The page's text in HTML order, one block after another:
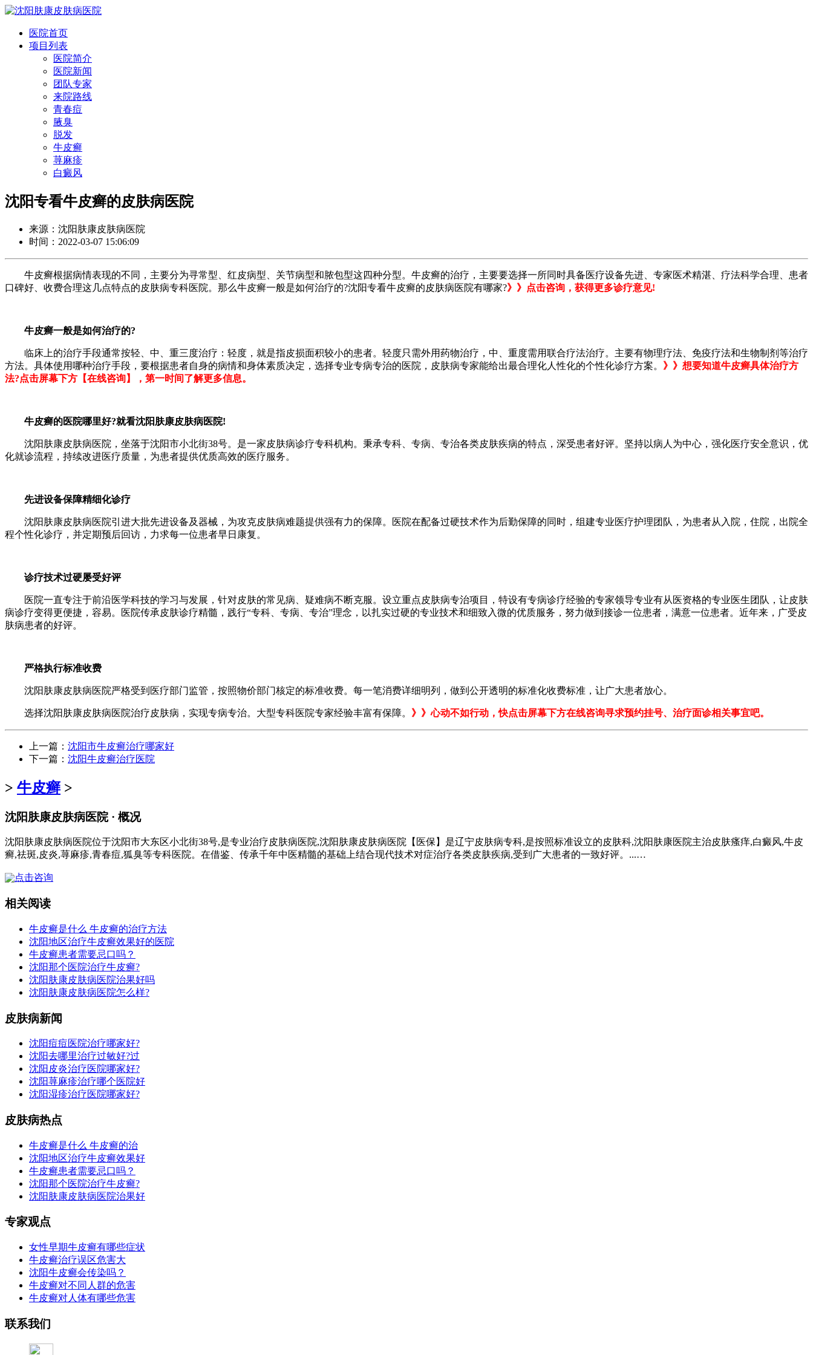
医院首页
项目列表
医院简介
医院新闻
团队专家
来院路线
青春痘
腋臭
脱发
牛皮癣
荨麻疹
白癜风
沈阳专看牛皮癣的皮肤病医院
来源：沈阳肤康皮肤病医院
时间：2022-03-07 15:06:09
牛皮癣根据病情表现的不同，主要分为寻常型、红皮病型、关节病型和脓包型这四种分型。牛皮癣的治疗，主要要选择一所同时具备医疗设备先进、专家医术精湛、疗法科学合理、患者
口碑好、收费合理这几点特点的皮肤病专科医院。那么牛皮癣一般是如何治疗的?沈阳专看牛皮癣的皮肤病医院有哪家?》》点击咨询，获得更多诊疗意见!
牛皮癣一般是如何治疗的?
临床上的治疗手段通常按轻、中、重三度治疗：轻度，就是指皮损面积较小的患者。轻度只需外用药物治疗，中、重度需用联合疗法治疗。主要有物理疗法、免疫疗法和生物制剂等治疗
方法。具体使用哪种治疗手段，要根据患者自身的病情和身体素质决定，选择专业专病专治的医院，皮肤病专家能给出最合理化人性化的个性化诊疗方案。 》》想要知道牛皮癣具体治疗方
法?点击屏幕下方【在线咨询】，第一时间了解更多信息。
牛皮癣的医院哪里好?就看沈阳肤康皮肤病医院!
沈阳肤康皮肤病医院，坐落于沈阳市小北街38号。是一家皮肤病诊疗专科机构。秉承专科、专病、专治各类皮肤疾病的特点，深受患者好评。坚持以病人为中心，强化医疗安全意识，优
化就诊流程，持续改进医疗质量，为患者提供优质高效的医疗服务。
先进设备保障精细化诊疗
沈阳肤康皮肤病医院引进大批先进设备及器械，为攻克皮肤病难题提供强有力的保障。医院在配备过硬技术作为后勤保障的同时，组建专业医疗护理团队，为患者从入院，住院，出院全
程个性化诊疗，并定期预后回访，力求每一位患者早日康复。
诊疗技术过硬屡受好评
医院一直专注于前沿医学科技的学习与发展，针对皮肤的常见病、疑难病不断克服。设立重点皮肤病专治项目，特设有专病诊疗经验的专家领导专业有从医资格的专业医生团队，让皮肤
病诊疗变得更便捷，容易。医院传承皮肤诊疗精髓，践行“专科、专病、专治”理念，以扎实过硬的专业技术和细致入微的优质服务，努力做到接诊一位患者，满意一位患者。近年来，广受皮
肤病患者的好评。
严格执行标准收费
沈阳肤康皮肤病医院严格受到医疗部门监管，按照物价部门核定的标准收费。每一笔消费详细明列，做到公开透明的标准化收费标准，让广大患者放心。
选择沈阳肤康皮肤病医院治疗皮肤病，实现专病专治。大型专科医院专家经验丰富有保障。 》》心动不如行动，快点击屏幕下方在线咨询寻求预约挂号、治疗面诊相关事宜吧。
上一篇： 沈阳市牛皮癣治疗哪家好
下一篇： 沈阳牛皮癣治疗医院
> 牛皮癣 >
沈阳肤康皮肤病医院 · 概况
沈阳肤康皮肤病医院位于沈阳市大东区小北街38号,是专业治疗皮肤病医院,沈阳肤康皮肤病医院【医保】是辽宁皮肤病专科,是按照标准设立的皮肤科,沈阳肤康医院主治皮肤瘙痒,白癜风,牛皮
癣,祛斑,皮炎,荨麻疹,青春痘,狐臭等专科医院。在借鉴、传承千年中医精髓的基础上结合现代技术对症治疗各类皮肤疾病,受到广大患者的一致好评。...…
点击咨询
相关阅读
牛皮癣是什么 牛皮癣的治疗方法
沈阳地区治疗牛皮癣效果好的医院
牛皮癣患者需要忌口吗？
沈阳那个医院治疗牛皮癣?
沈阳肤康皮肤病医院治果好吗
沈阳肤康皮肤病医院怎么样?
皮肤病新闻
沈阳痘痘医院治疗哪家好?
沈阳去哪里治疗过敏好?过
沈阳皮炎治疗医院哪家好?
沈阳荨麻疹治疗哪个医院好
沈阳湿疹治疗医院哪家好?
皮肤病热点
牛皮癣是什么 牛皮癣的治
沈阳地区治疗牛皮癣效果好
牛皮癣患者需要忌口吗？
沈阳那个医院治疗牛皮癣?
沈阳肤康皮肤病医院治果好
专家观点
女性早期牛皮癣有哪些症状
牛皮癣治疗误区危害大
沈阳牛皮癣会传染吗？
牛皮癣对不同人群的危害
牛皮癣对人体有哪些危害
联系我们